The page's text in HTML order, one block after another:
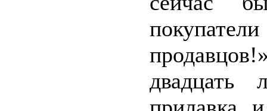
двадцать